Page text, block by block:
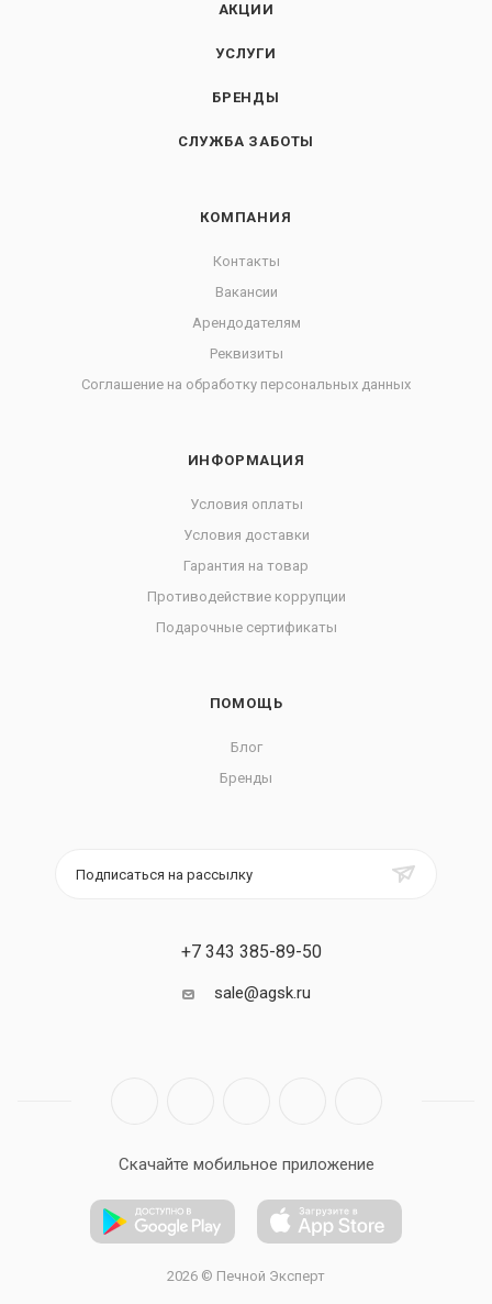
АКЦИИ
УСЛУГИ
БРЕНДЫ
СЛУЖБА ЗАБОТЫ
КОМПАНИЯ
Контакты
Вакансии
Арендодателям
Реквизиты
Соглашение на обработку персональных данных
ИНФОРМАЦИЯ
Условия оплаты
Условия доставки
Гарантия на товар
Противодействие коррупции
Подарочные сертификаты
ПОМОЩЬ
Блог
Бренды
Подписаться на рассылку
+7 343 385-89-50
sale@agsk.ru
Скачайте мобильное приложение
2026 © Печной Эксперт